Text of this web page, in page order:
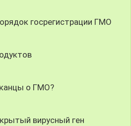
госрегистрации ГМО
о ГМО?
вирусный ген